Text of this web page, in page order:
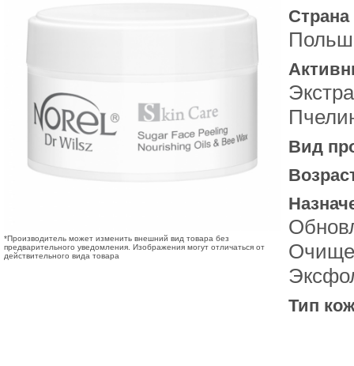
*Производитель может изменить внешний вид товара без
предварительного уведомления. Изображения могут отличаться от
действительного вида товара
Вид
Тип